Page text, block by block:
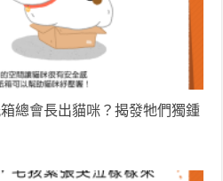
總會長出貓咪？揭發牠們獨鍾